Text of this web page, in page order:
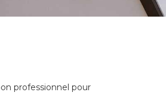
professionnel pour